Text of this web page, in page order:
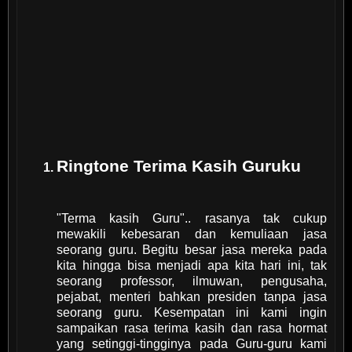
Ringtone Terima Kasih Guruku
"Terma kasih Guru".. rasanya tak cukup
mewakili kebesaran dan kemuliaan jasa
seorang guru. Begitu besar jasa mereka pada
kita hingga bisa menjadi apa kita hari ini, tak
seorang professor, ilmuwan, pengusaha,
pejabat, menteri bahkan presiden tanpa jasa
seorang guru. Kesempatan ini kami ingin
sampaikan rasa terima kasih dan rasa hormat
yang setinggi-tingginya pada Guru-guru kami